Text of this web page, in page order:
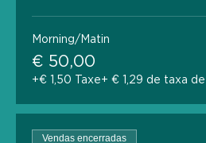
Morning/Matin
€ 50,00
+€ 1,50 Taxe+ € 1,29 de taxa
Vendas encerradas